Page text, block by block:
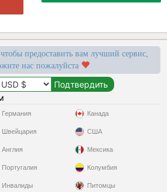
предоставить вам лучший сервис,
нас пожалуйста
Германия
Швейцария
Англия
Португалия
Инвалиды
Канада
США
Мексика
Колумбия
Питомцы